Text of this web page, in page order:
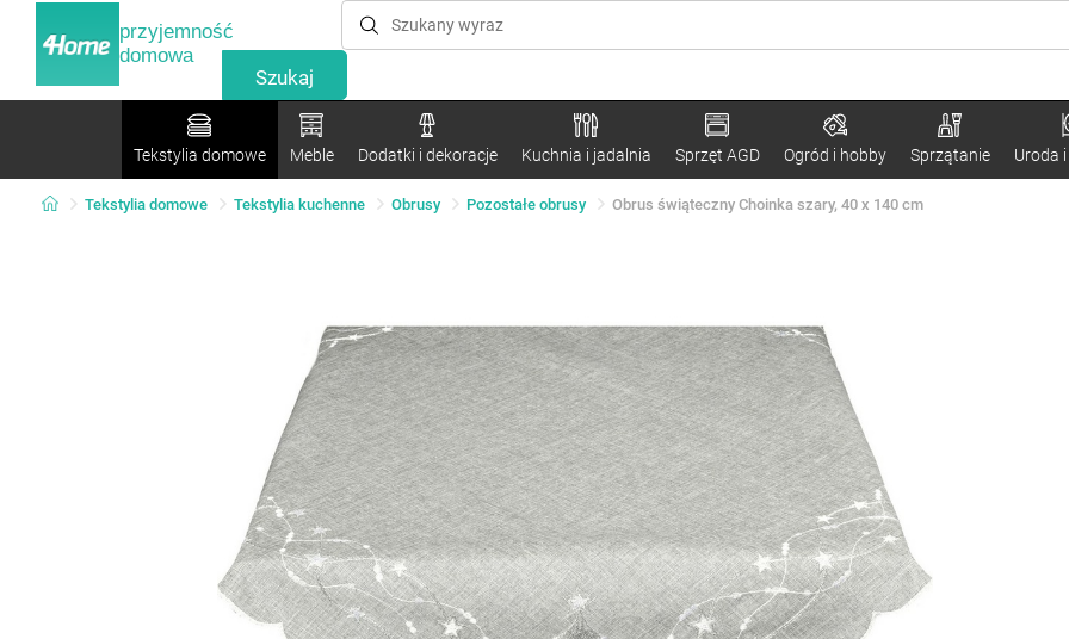
przyjemność
domowa
Tekstylia domowe Meble Dodatki i dekoracje Kuchnia i jadalnia Sprzęt AGD Ogród i hobby Sprzątanie Uroda
Tekstylia domowe Tekstylia kuchenne Obrusy Pozostałe obrusy Obrus świąteczny Choinka szary, 40 x 140 cm